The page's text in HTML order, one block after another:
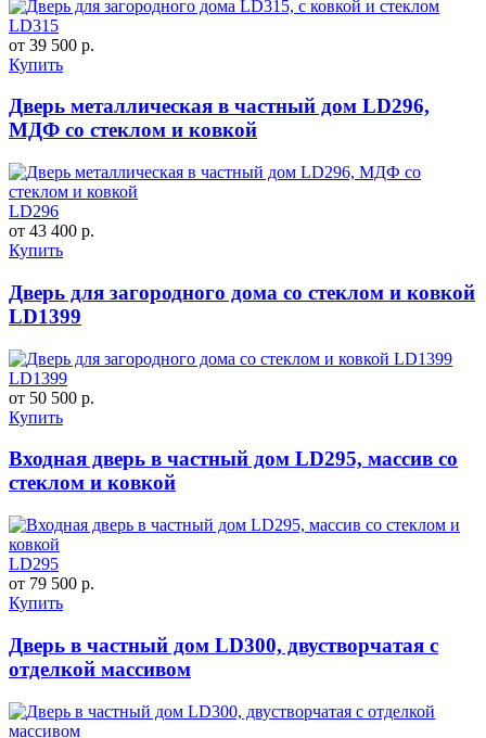
LD315
от 39 500 р.
Купить
Дверь металлическая в частный дом LD296,
МДФ со стеклом и ковкой
LD296
от 43 400 р.
Купить
Дверь для загородного дома со стеклом и ковкой
LD1399
LD1399
от 50 500 р.
Купить
Входная дверь в частный дом LD295, массив со
стеклом и ковкой
LD295
от 79 500 р.
Купить
Дверь в частный дом LD300, двустворчатая с
отделкой массивом